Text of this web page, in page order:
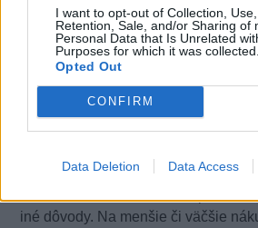
I want to opt-out of Collection, Use,
Retention, Sale, and/or Sharing of
Personal Data that Is Unrelated
Purposes for which it was collected.
Opted Out
CONFIRM
Data Deletion Data Access
zdravotnú starostlivosť a problémy
ktorá znížila hodnotu peňazí.
Prečo? Do rezervy
núdze
peniaze je finančná rezerva či
iné dôvody. Na menšie či väčšie